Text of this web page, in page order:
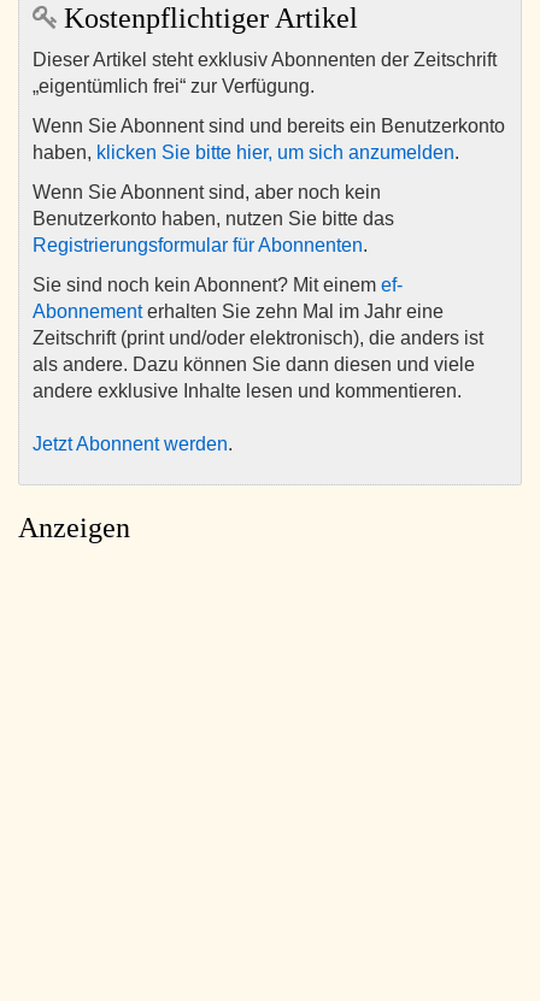
Kostenpflichtiger Artikel
Dieser Artikel steht exklusiv Abonnenten der Zeitschrift
„eigentümlich frei“ zur Verfügung.
Wenn Sie Abonnent sind und bereits ein Benutzerkonto
haben, klicken Sie bitte hier, um sich anzumelden.
Wenn Sie Abonnent sind, aber noch kein
Benutzerkonto haben, nutzen Sie bitte das
Registrierungsformular für Abonnenten.
Sie sind noch kein Abonnent? Mit einem ef-
Abonnementerhalten Sie zehn Mal im Jahr eine
Zeitschrift (print und/oder elektronisch), die anders ist
als andere. Dazu können Sie dann diesen und viele
andere exklusive Inhalte lesen und kommentieren.
Jetzt Abonnent werden.
Anzeigen